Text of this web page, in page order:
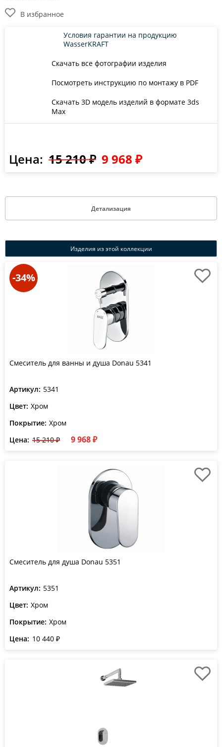
В избранное
Скачать все фотографии изделия
Посмотреть инструкцию по монтажу в PDF
Скачать 3D модель изделий в формате 3ds
Max
Условия гарантии на продукцию
WasserKRAFT
Цена: 15 210 ₽ 9 968 ₽
Детализация
Изделия из этой коллекции
-34%
Смеситель для ванны и душа Donau 5341
Артикул: 5341
Цвет: Хром
Покрытие: Хром
Цена: 15 210 ₽ 9 968 ₽
Смеситель для душа Donau 5351
Артикул: 5351
Цвет: Хром
Покрытие: Хром
Цена: 10 440 ₽